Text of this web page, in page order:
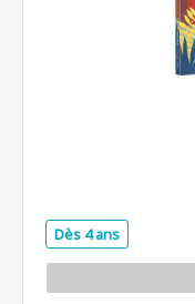
Dès 4 ans